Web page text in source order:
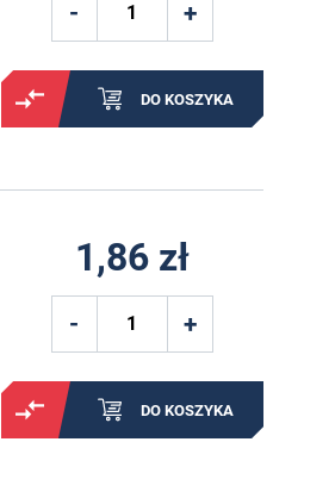
DO KOSZYKA
1,86 zł
DO KOSZYKA